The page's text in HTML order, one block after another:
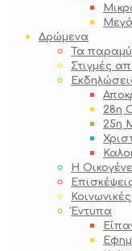
Δρώμενα
Τα
Στιγμές
28η
25η
Η
Έντυπα